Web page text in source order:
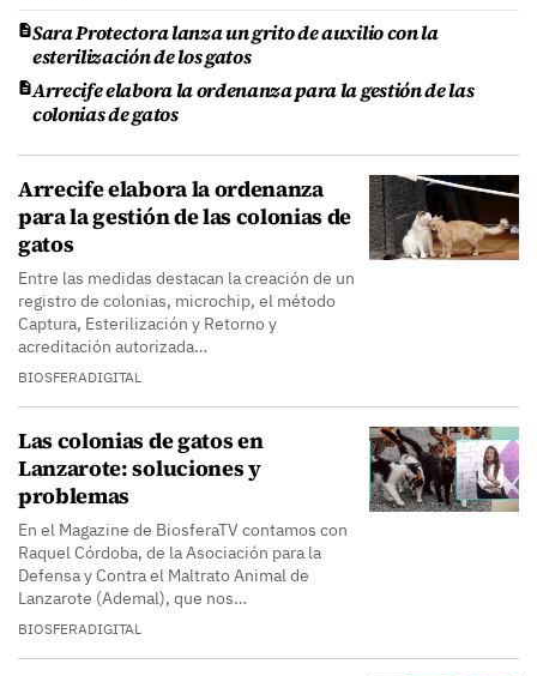
Sara Protectora lanza un grito de auxilio con la
esterilización de los gatos
Arrecife elabora la ordenanza para la gestión de las
colonias de gatos
Arrecife elabora la ordenanza
para la gestión de las colonias de
gatos
Entre las medidas destacan la creación de un
registro de colonias, microchip, el método
Captura, Esterilización y Retorno y
acreditación autorizada…
BIOSFERADIGITAL
Las colonias de gatos en
Lanzarote: soluciones y
problemas
En el Magazine de BiosferaTV contamos con
Raquel Córdoba, de la Asociación para la
Defensa y Contra el Maltrato Animal de
Lanzarote (Ademal), que nos…
BIOSFERADIGITAL